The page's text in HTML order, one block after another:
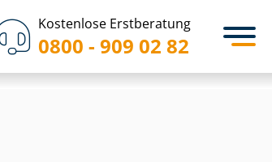
Kostenlose Erstberatung
0800 - 909 02 82